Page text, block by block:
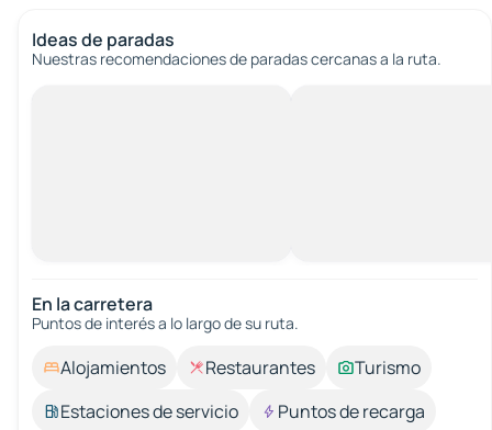
Ideas de paradas
Nuestras recomendaciones de paradas cercanas a la ruta.
En la carretera
Puntos de interés a lo largo de su ruta.
Alojamientos Restaurantes
Turismo
Estaciones de servicio
Puntos de recarga